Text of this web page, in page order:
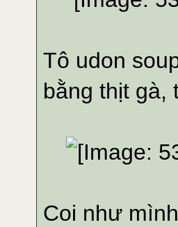
Tô udon
bằng thịt gà,
Coi như